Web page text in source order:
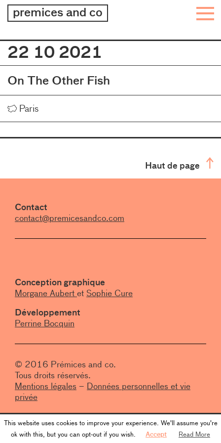
premices and coarchitecture
–
Journal
22 10 2021
On The Other Fish
Lieu
Paris
Haut de page
Contact
contact@premicesandco.com
Conception graphique
Morgane Aubert et Sophie Cure
Développement
Perrine Bocquin
© 2016 Prémices and co.
Tous droits réservés.
Mentions légales – Données personnelles et vie
privée
This website uses cookies to improve your experience. We'll assume you're
ok with this, but you can opt-out if you wish.
Accept Read More